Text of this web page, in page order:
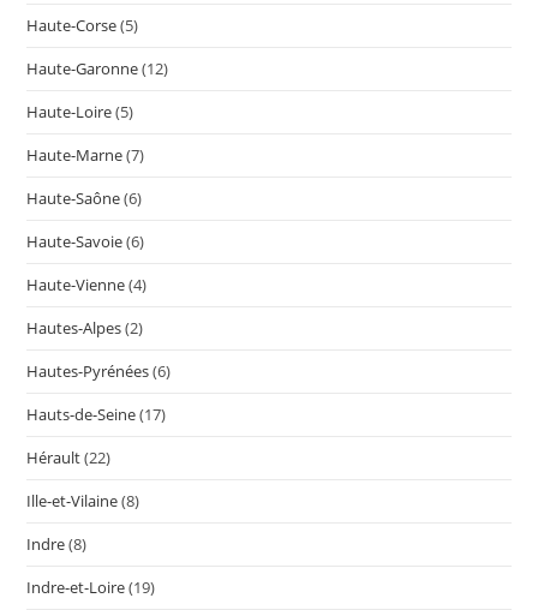
Haute-Corse(5)
Haute-Garonne(12)
Haute-Loire(5)
Haute-Marne(7)
Haute-Saône(6)
Haute-Savoie(6)
Haute-Vienne(4)
Hautes-Alpes(2)
Hautes-Pyrénées(6)
Hauts-de-Seine(17)
Hérault(22)
Ille-et-Vilaine(8)
Indre(8)
Indre-et-Loire(19)